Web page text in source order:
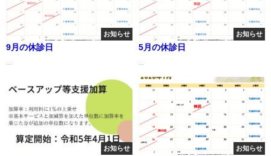
お知らせ
9月の休診日
お知らせ
5月の休診日
お知らせ お知らせ